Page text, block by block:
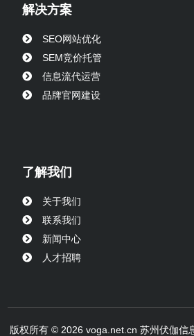
解决方案
SEO网站优化
SEM竞价托管
信息流代运营
品牌官网建设
了解我们
关于我们
联系我们
新闻中心
人才招聘
版权所有 © 2026 voga.net.cn 苏州伏伽信